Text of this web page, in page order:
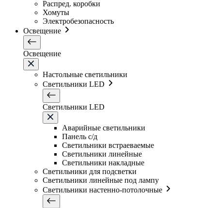
Распред. коробки
Хомуты
Электробезопасность
Освещение
Освещение
Настольные светильники
Светильники LED
Светильники LED
Аварийные светильники
Панель с/д
Светильники встраеваемые
Светильники линейные
Светильники накладные
Светильники для подсветки
Светильники линейные под лампу
Светильники настенно-потолочные